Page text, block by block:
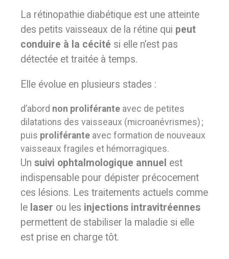
La rétinopathie diabétique est une atteinte
des petits vaisseaux de la rétine qui peut
conduire à la cécité si elle n’est pas
détectée et traitée à temps.
Elle évolue en plusieurs stades :
d’abord non proliférante avec de petites
dilatations des vaisseaux (microanévrismes) ;
puis proliférante avec formation de nouveaux
vaisseaux fragiles et hémorragiques.
Un suivi ophtalmologique annuel est
indispensable pour dépister précocement
ces lésions. Les traitements actuels comme
le laser ou les injections intravitréennes
permettent de stabiliser la maladie si elle
est prise en charge tôt.